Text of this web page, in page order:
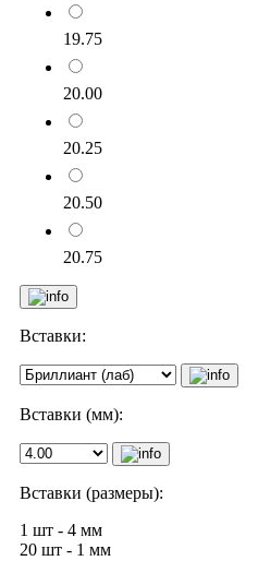
19.75
20.00
20.25
20.50
20.75
Вставки:
Вставки (мм):
Вставки (размеры):
1 шт - 4 мм
20 шт - 1 мм